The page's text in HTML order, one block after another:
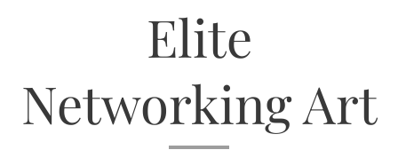
Elite
Networking Art